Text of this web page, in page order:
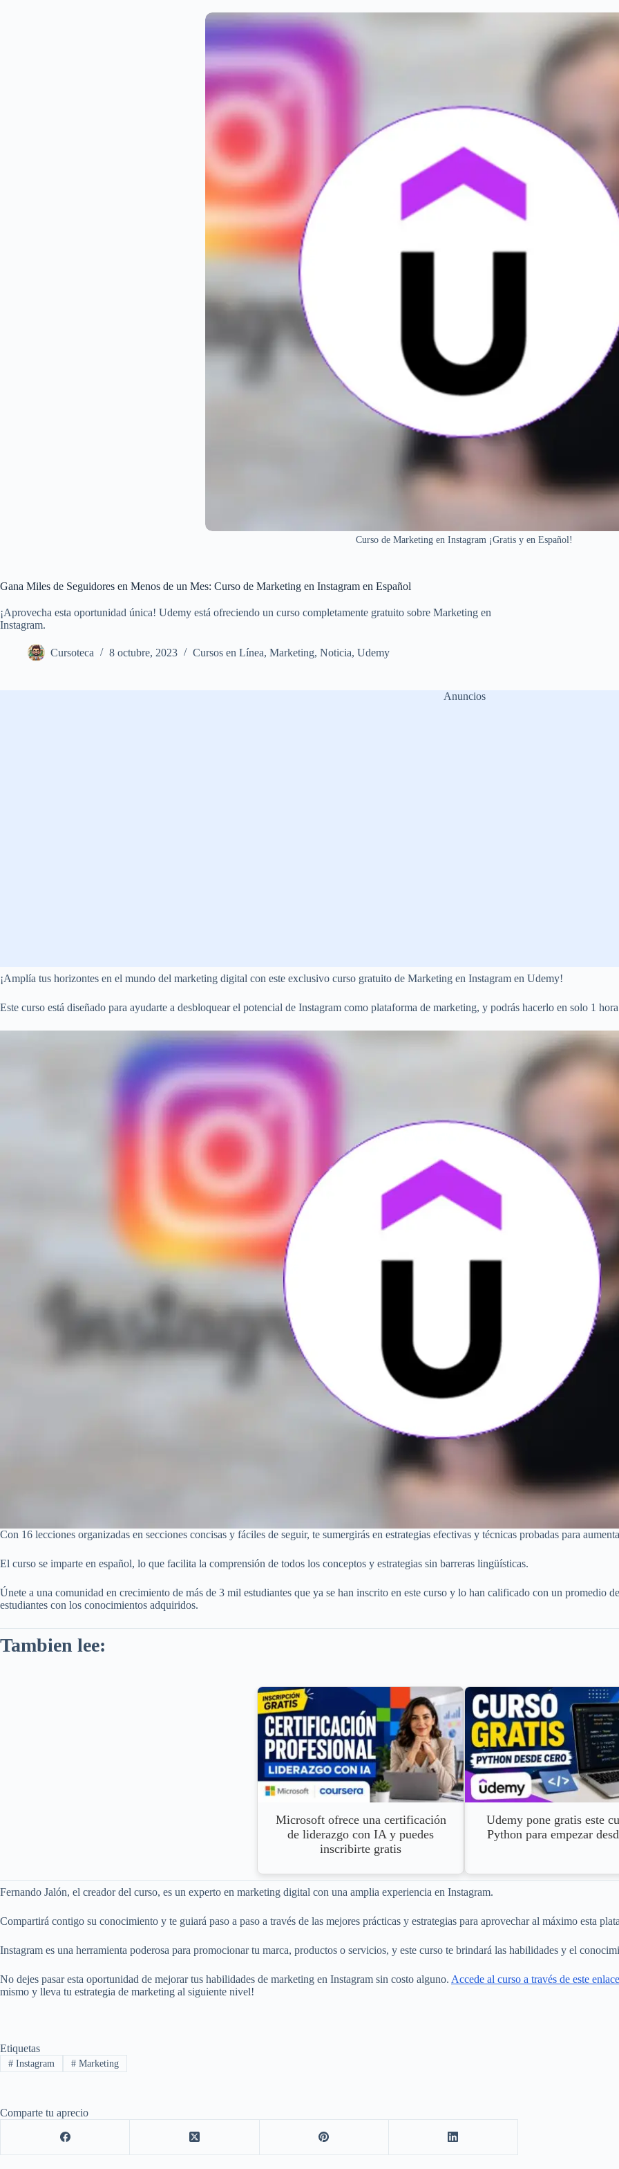
Curso de Marketing en Instagram ¡Gratis y en Español!
Gana Miles de Seguidores en Menos de un Mes: Curso de Marketing en Instagram en Español
¡Aprovecha esta oportunidad única! Udemy está ofreciendo un curso completamente gratuito sobre Marketing en
Instagram.
Cursoteca 8 octubre, 2023 Cursos en Línea, Marketing, Noticia, Udemy
Anuncios
¡Amplía tus horizontes en el mundo del marketing digital con este exclusivo curso gratuito de Marketing en Instagram en Udemy!
Este curso está diseñado para ayudarte a desbloquear el potencial de Instagram como plataforma de marketing, y podrás hacerlo en solo 1
Con 16 lecciones organizadas en secciones concisas y fáciles de seguir, te sumergirás en estrategias efectivas y técnicas probadas para
El curso se imparte en español, lo que facilita la comprensión de todos los conceptos y estrategias sin barreras lingüísticas.
Únete a una comunidad en crecimiento de más de 3 mil estudiantes que ya se han inscrito en este curso y lo han calificado con un promedio
estudiantes con los conocimientos adquiridos.
Tambien lee:
Microsoft ofrece una certificación
de liderazgo con IA y puedes
inscribirte gratis
Udemy pone gratis este
Python para empezar
Fernando Jalón, el creador del curso, es un experto en marketing digital con una amplia experiencia en Instagram.
Compartirá contigo su conocimiento y te guiará paso a paso a través de las mejores prácticas y estrategias para aprovechar al máximo esta
Instagram es una herramienta poderosa para promocionar tu marca, productos o servicios, y este curso te brindará las habilidades y el
No dejes pasar esta oportunidad de mejorar tus habilidades de marketing en Instagram sin costo alguno. Accede al curso a través de este enlace
mismo y lleva tu estrategia de marketing al siguiente nivel!
Etiquetas
#Instagram #Marketing
Comparte tu aprecio